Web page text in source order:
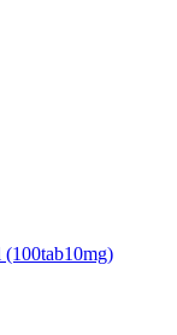
(100tab10mg)